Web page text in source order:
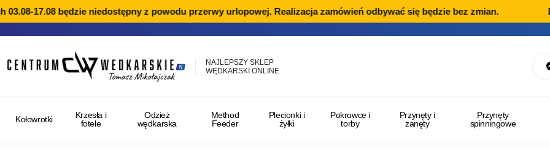
17.08 będzie niedostępny z powodu przerwy urlopowej. Realizacja zamówień odbywać się będzie bez zmian.
NAJLEPSZY SKLEP
WĘDKARSKI ONLINE
Kołowrotki
Krzesła i
fotele
Odzież
wędkarska
Method
Feeder
Plecionki i
żyłki
Pokrowce i
torby
Przynęty i
zanęty
Przynęty
spinningowe